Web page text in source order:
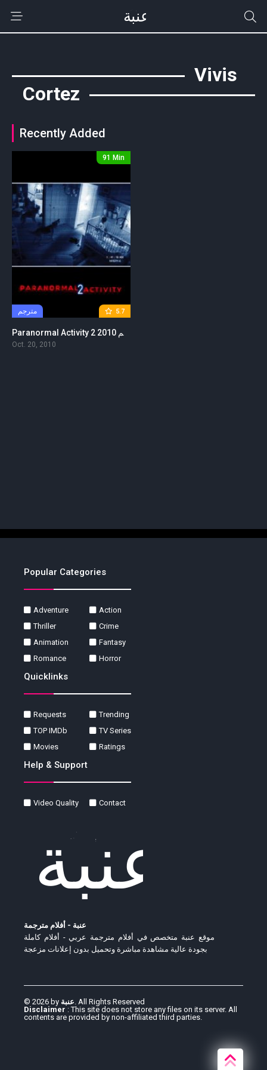
Vivis
Cortez
Recently Added
5.7 مترجم
91 Min
Paranormal Activity 2 2010 مترجم
Oct. 20, 2010
Popular Categories
Adventure
Action
Thriller
Crime
Animation
Fantasy
Romance
Horror
Quicklinks
Requests
Trending
TOP IMDb
TV Series
Movies
Ratings
Help & Support
Video Quality Contact
عنبة - أفلام مترجمة
موقع عنبة متخصص في أفلام مترجمة عربي - أفلام كاملة
بجودة عالية مشاهدة مباشرة وتحميل بدون إعلانات مزعجة
© 2026 by عنبة. All Rights Reserved
Disclaimer : This site does not store any files on its server. All
contents are provided by non-affiliated third parties.